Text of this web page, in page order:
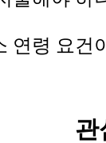
연령 요건
관